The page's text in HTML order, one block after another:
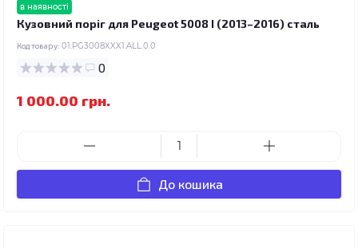
в наявності
Кузовний поріг для Peugeot 5008 I (2013–2016) сталь
Код товару: 01.PG3008XXX1.ALL.0.0
0
1 000.00 грн.
До кошика